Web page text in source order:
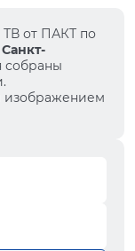
от ПАКТ по
собраны
изображением